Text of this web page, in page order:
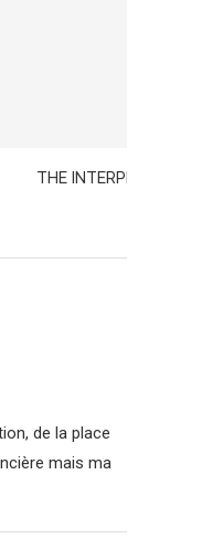
de la place
mais ma